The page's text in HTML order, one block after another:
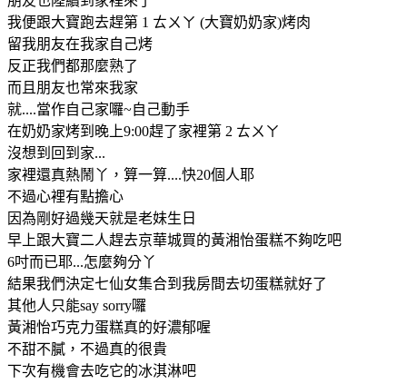
我便跟大寶跑去趕第 1 ㄊㄨㄚ (大寶奶奶家)烤肉
留我朋友在我家自己烤
反正我們都那麼熟了
而且朋友也常來我家
就....當作自己家囉~自己動手
在奶奶家烤到晚上9:00趕了家裡第 2 ㄊㄨㄚ
沒想到回到家...
家裡還真熱鬧丫，算一算....快20個人耶
不過心裡有點擔心
因為剛好過幾天就是老妹生日
早上跟大寶二人趕去京華城買的黃湘怡蛋糕不夠吃吧
6吋而已耶...怎麼夠分丫
結果我們決定七仙女集合到我房間去切蛋糕就好了
其他人只能say sorry囉
黃湘怡巧克力蛋糕真的好濃郁喔
不甜不膩，不過真的很貴
下次有機會去吃它的冰淇淋吧